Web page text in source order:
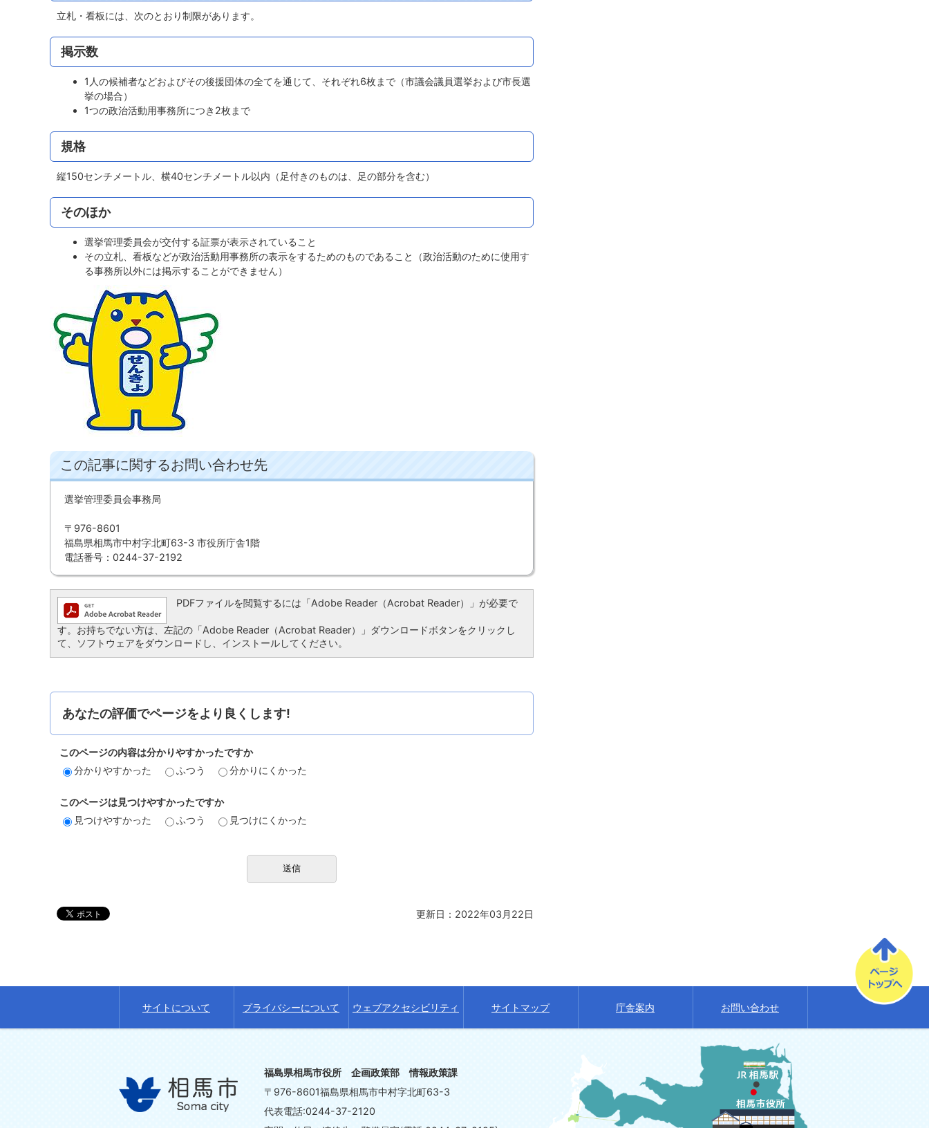
立札・看板には、次のとおり制限があります。
掲示数
1人の候補者などおよびその後援団体の全てを通じて、それぞれ6枚まで（市議会議員選挙および市長選
挙の場合）
1つの政治活動用事務所につき2枚まで
規格
縦150センチメートル、横40センチメートル以内（足付きのものは、足の部分を含む）
そのほか
選挙管理委員会が交付する証票が表示されていること
その立札、看板などが政治活動用事務所の表示をするためのものであること（政治活動のために使用す
る事務所以外には掲示することができません）
この記事に関するお問い合わせ先
選挙管理委員会事務局
〒976-8601
福島県相馬市中村字北町63-3 市役所庁舎1階
電話番号：0244-37-2192
PDFファイルを閲覧するには「Adobe Reader（Acrobat Reader）」が必要で
す。お持ちでない方は、左記の「Adobe Reader（Acrobat Reader）」ダウンロードボタンをクリックし
て、ソフトウェアをダウンロードし、インストールしてください。
あなたの評価でページをより良くします!
このページの内容は分かりやすかったですか
分かりやすかった
ふつう 分かりにくかった
このページは見つけやすかったですか
見つけやすかった
ふつう 見つけにくかった
更新日：2022年03月22日
サイトについて プライバシーについて ウェブアクセシビリティ サイトマップ 庁舎案内 お問い合わせ
福島県相馬市役所 企画政策部 情報政策課
〒976-8601福島県相馬市中村字北町63-3
代表電話:0244-37-2120